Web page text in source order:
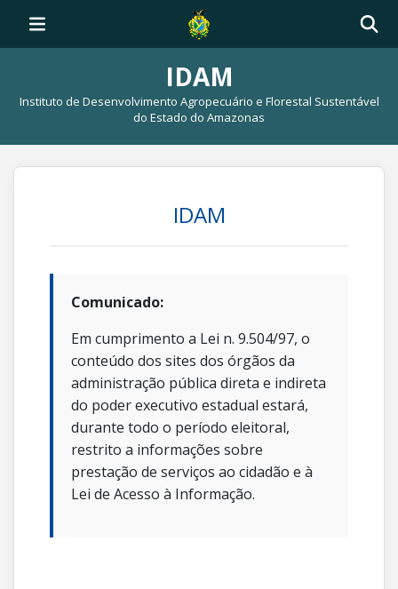
IDAM
Instituto de Desenvolvimento Agropecuário e Florestal Sustentável
do Estado do Amazonas
IDAM
Comunicado:
Em cumprimento a Lei n. 9.504/97, o
conteúdo dos sites dos órgãos da
administração pública direta e indireta
do poder executivo estadual estará,
durante todo o período eleitoral,
restrito a informações sobre
prestação de serviços ao cidadão e à
Lei de Acesso à Informação.